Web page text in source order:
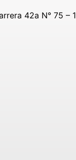
42a N° 75 – 1